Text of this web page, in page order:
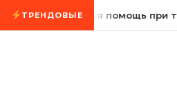
Промотать к содержимому
ТРЕНДОВЫЕ помощь при